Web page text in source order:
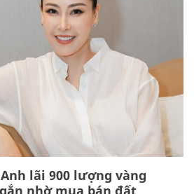
lãi 900 lượng vàng
nhờ mua bán đất